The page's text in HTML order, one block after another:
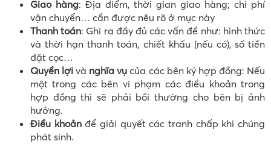
Giao hàng: Địa điểm, thời gian giao hàng; chi phí
vận chuyển… cần được nêu rõ ở mục này
Thanh toán: Ghi ra đầy đủ các vấn đề như: hình thức
và thời hạn thanh toán, chiết khấu (nếu có), số tiền
đặt cọc…
Quyền lợi và nghĩa vụ của các bên ký hợp đồng: Nếu
một trong các bên vi phạm các điều khoản trong
hợp đồng thì sẽ phải bồi thường cho bên bị ảnh
hưởng.
Điều khoảnđể giải quyết các tranh chấp khi chúng
phát sinh.